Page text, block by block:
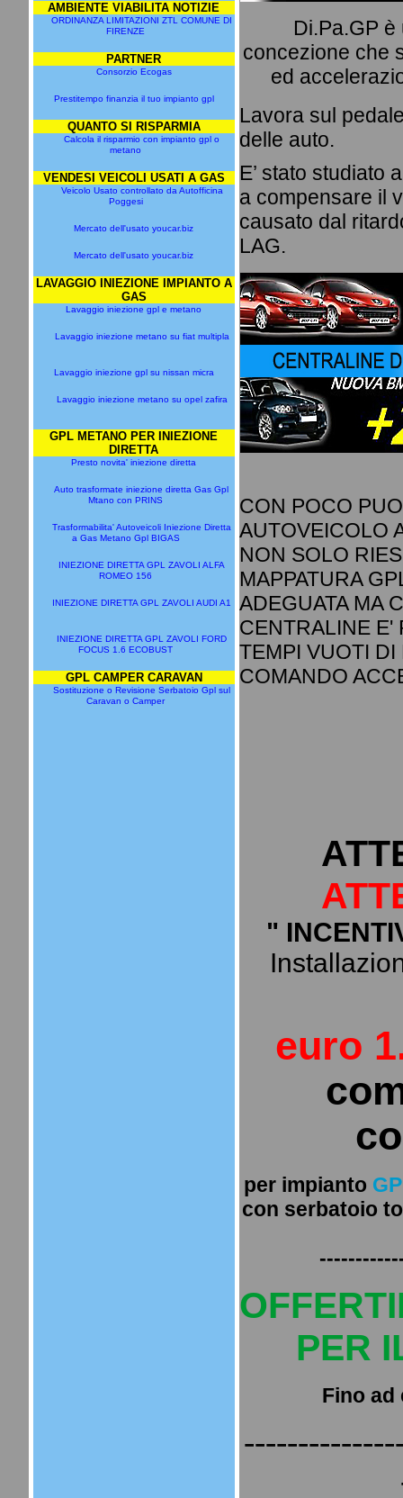
AMBIENTE VIABILITA NOTIZIE
ORDINANZA LIMITAZIONI ZTL COMUNE DI
FIRENZE
PARTNER
Consorzio Ecogas
Prestitempo finanzia il tuo impianto gpl
QUANTO SI RISPARMIA
Calcola il risparmio con impianto gpl o
metano
VENDESI VEICOLI USATI A GAS
Veicolo Usato controllato da Autofficina
Poggesi
Mercato dell'usato youcar.biz
Mercato dell'usato youcar.biz
LAVAGGIO INIEZIONE IMPIANTO A
GAS
Lavaggio iniezione gpl e metano
Lavaggio iniezione metano su fiat multipla
Lavaggio iniezione gpl su nissan micra
Lavaggio iniezione metano su opel zafira
GPL METANO PER INIEZIONE
DIRETTA
Presto novita' iniezione diretta
Auto trasformate iniezione diretta Gas Gpl
Mtano con PRINS
Trasformabilita' Autoveicoli Iniezione Diretta
a Gas Metano Gpl BIGAS
INIEZIONE DIRETTA GPL ZAVOLI ALFA
ROMEO 156
INIEZIONE DIRETTA GPL ZAVOLI AUDI A1
INIEZIONE DIRETTA GPL ZAVOLI FORD
FOCUS 1.6 ECOBUST
GPL CAMPER CARAVAN
Sostituzione o Revisione Serbatoio Gpl sul
Caravan o Camper
Di.Pa.GP
concezione che
ed
Lavora sul
delle auto.
E’ stato studiato
a compensare il
causato dal
LAG.
CON POCO
AUTOVEICOLO
NON SOLO
MAPPATURA
ADEGUATA MA
CENTRALINE E'
TEMPI VUOTI DI
COMANDO
"
euro
per impianto
con serbatoio
PER
Fino ad